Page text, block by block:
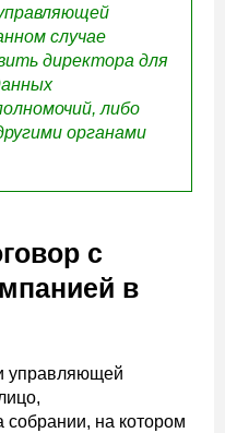
случае
директора для
либо
органами
с
в
управляющей
собрании, на котором